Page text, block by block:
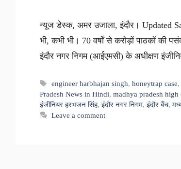
न्यूज डेस्क, अमर उजाला, इंदौर। Updated
भी, कभी भी। 70 वर्षों से करोड़ों पाठकों की
इंदौर नगर निगम (आईएमसी) के अधीक्षण
Tags
engineer harbhajan singh,honeytrap case
Pradesh News in Hindi, madhya pradesh high
इंजीनियर हरभजन सिंह,इंदौर नगर निगम,इंदौर बैंच,
Leave a comment